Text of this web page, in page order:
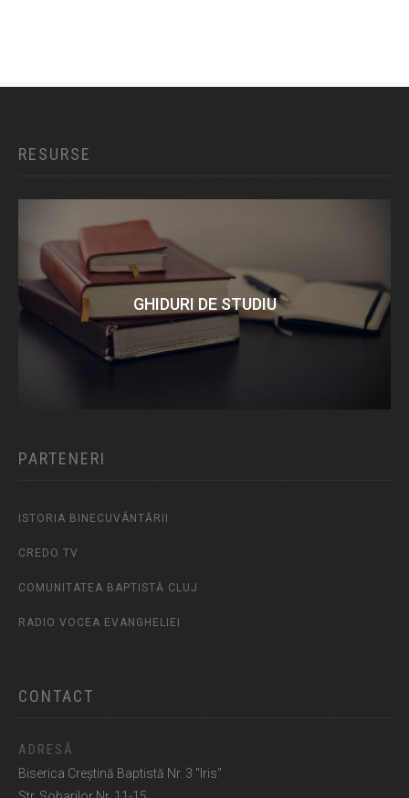
RESURSE
GHIDURI DE STUDIU
PARTENERI
ISTORIA BINECUVÂNTĂRII
CREDO TV
COMUNITATEA BAPTISTĂ CLUJ
RADIO VOCEA EVANGHELIEI
CONTACT
ADRESĂ
Biserica Creștină Baptistă Nr. 3 "Iris"